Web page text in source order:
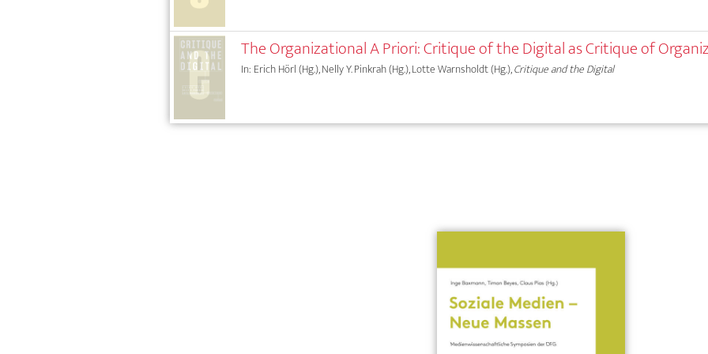
The Organizational A Priori: Critique of the Digital as Critique of
In: Erich Hörl (Hg.), Nelly Y. Pinkrah (Hg.), Lotte Warnsholdt (Hg.),Critique and the Digital